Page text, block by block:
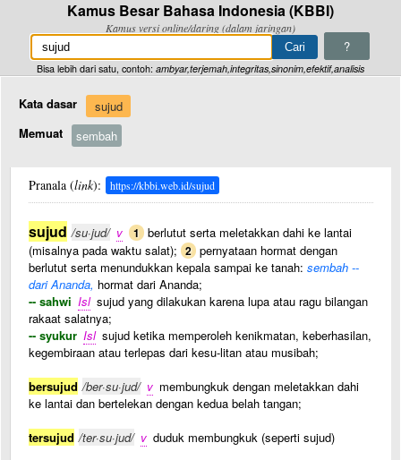
Kamus Besar Bahasa Indonesia (KBBI)
Kamus versi online/daring (dalam jaringan)
?
Bisa lebih dari satu, contoh: ambyar,terjemah,integritas,sinonim,efektif,analisis
Kata dasar
sujud
Memuat
sembah
Pranala (link): https://kbbi.web.id/sujud
sujud /su·jud/ v 1 berlutut serta meletakkan dahi ke lantai
(misalnya pada waktu salat); 2 pernyataan hormat dengan
berlutut serta menundukkan kepala sampai ke tanah: sembah --
dari Ananda, hormat dari Ananda;
-- sahwi Isl sujud yang dilakukan karena lupa atau ragu bilangan
rakaat salatnya;
-- syukur Isl sujud ketika memperoleh kenikmatan, keberhasilan,
kegembiraan atau terlepas dari kesu-litan atau musibah;
bersujud /ber·su·jud/ v membungkuk dengan meletakkan dahi
ke lantai dan bertelekan dengan kedua belah tangan;
tersujud /ter·su·jud/ v duduk membungkuk (seperti sujud)